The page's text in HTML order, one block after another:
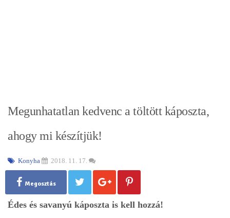
Megunhatatlan kedvenc a töltött káposzta,
ahogy mi készítjük!
Konyha 2018. 11. 17.
Megosztás
Édes és savanyú káposzta is kell hozzá!